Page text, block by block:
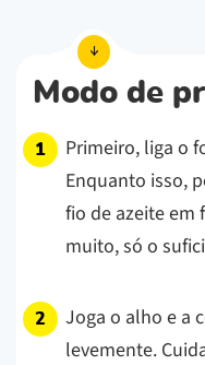
Modo de
Primeiro, liga o
Enquanto isso,
fio de azeite em
muito, só o
Joga o alho e a
levemente.